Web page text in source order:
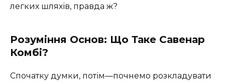
легких шляхів, правда ж?
Розуміння Основ: Що Таке Савенар
Комбі?
Спочатку думки, потім—почнемо розкладувати